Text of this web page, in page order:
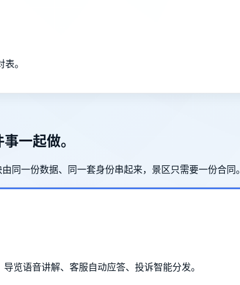
。
一起做。
同一份数据、同一套身份串起来，景区只需要一份合同。
览语音讲解、客服自动应答、投诉智能分发。